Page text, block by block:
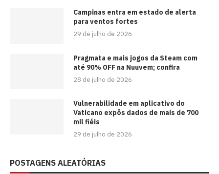
Campinas entra em estado de alerta
para ventos fortes
29 de julho de 2026
Pragmata e mais jogos da Steam com
até 90% OFF na Nuuvem; confira
28 de julho de 2026
Vulnerabilidade em aplicativo do
Vaticano expôs dados de mais de 700
mil fiéis
29 de julho de 2026
POSTAGENS ALEATÓRIAS